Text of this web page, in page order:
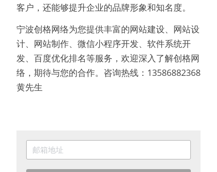
客户，还能够提升企业的品牌形象和知名度。
宁波创格网络为您提供丰富的网站建设、网站设
计、网站制作、微信小程序开发、软件系统开
发、百度优化排名等服务，欢迎深入了解创格网
络，期待与您的合作。咨询热线：13586882368
黄先生